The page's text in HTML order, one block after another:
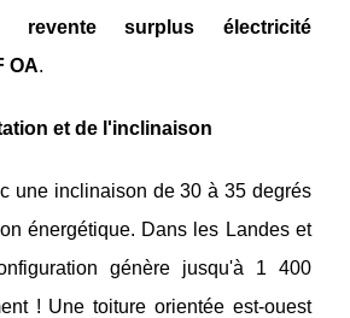
revente surplus électricité
OA.
et de l'inclinaison
une inclinaison de 30 à 35 degrés
énergétique. Dans les Landes et
génère jusqu'à 1 400
! Une toiture orientée est-ouest